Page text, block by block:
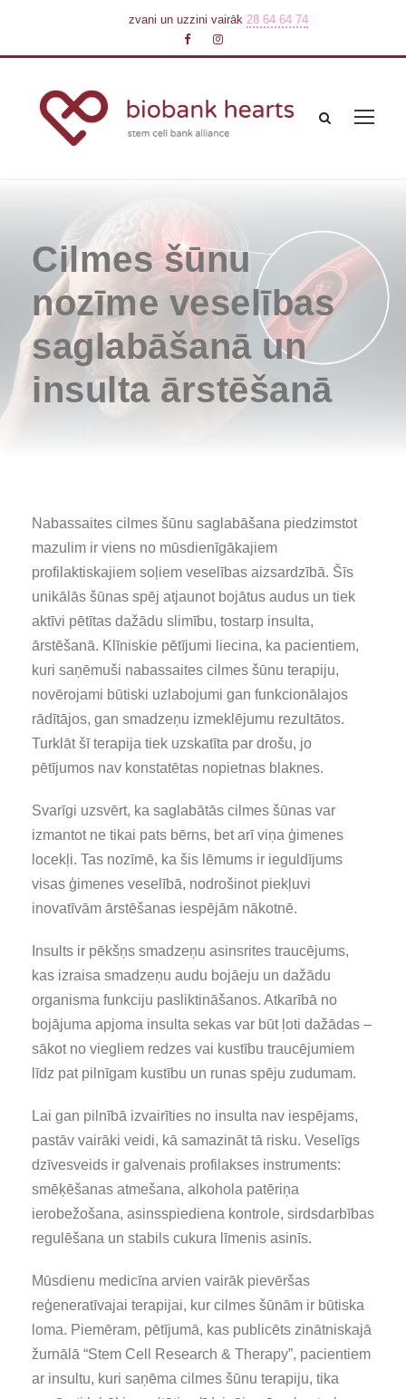
zvani un uzzini vairāk 28 64 64 74
Cilmes šūnu
nozīme veselības
saglabāšanā un
insulta ārstēšanā
Nabassaites cilmes šūnu saglabāšana piedzimstot
mazulim ir viens no mūsdienīgākajiem
profilaktiskajiem soļiem veselības aizsardzībā. Šīs
unikālās šūnas spēj atjaunot bojātus audus un tiek
aktīvi pētītas dažādu slimību, tostarp insulta,
ārstēšanā. Klīniskie pētījumi liecina, ka pacientiem,
kuri saņēmuši nabassaites cilmes šūnu terapiju,
novērojami būtiski uzlabojumi gan funkcionālajos
rādītājos, gan smadzeņu izmeklējumu rezultātos.
Turklāt šī terapija tiek uzskatīta par drošu, jo
pētījumos nav konstatētas nopietnas blaknes.
Svarīgi uzsvērt, ka saglabātās cilmes šūnas var
izmantot ne tikai pats bērns, bet arī viņa ģimenes
locekļi. Tas nozīmē, ka šis lēmums ir ieguldījums
visas ģimenes veselībā, nodrošinot piekļuvi
inovatīvām ārstēšanas iespējām nākotnē.
Insults ir pēkšņs smadzeņu asinsrites traucējums,
kas izraisa smadzeņu audu bojāeju un dažādu
organisma funkciju pasliktināšanos. Atkarībā no
bojājuma apjoma insulta sekas var būt ļoti dažādas –
sākot no viegliem redzes vai kustību traucējumiem
līdz pat pilnīgam kustību un runas spēju zudumam.
Lai gan pilnībā izvairīties no insulta nav iespējams,
pastāv vairāki veidi, kā samazināt tā risku. Veselīgs
dzīvesveids ir galvenais profilakses instruments:
smēķēšanas atmešana, alkohola patēriņa
ierobežošana, asinsspiediena kontrole, sirdsdarbības
regulēšana un stabils cukura līmenis asinīs.
Mūsdienu medicīna arvien vairāk pievēršas
reģeneratīvajai terapijai, kur cilmes šūnām ir būtiska
loma. Piemēram, pētījumā, kas publicēts zinātniskajā
žurnālā “Stem Cell Research & Therapy”, pacientiem
ar insultu, kuri saņēma cilmes šūnu terapiju, tika